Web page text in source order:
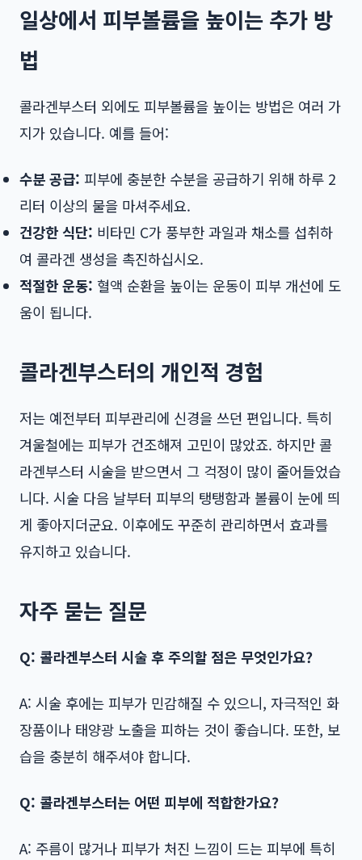
일상에서 피부볼륨을 높이는 추가 방
법
콜라겐부스터 외에도 피부볼륨을 높이는 방법은 여러 가
지가 있습니다. 예를 들어:
수분 공급: 피부에 충분한 수분을 공급하기 위해 하루 2
리터 이상의 물을 마셔주세요.
건강한 식단: 비타민 C가 풍부한 과일과 채소를 섭취하
여 콜라겐 생성을 촉진하십시오.
적절한 운동: 혈액 순환을 높이는 운동이 피부 개선에 도
움이 됩니다.
콜라겐부스터의 개인적 경험
저는 예전부터 피부관리에 신경을 쓰던 편입니다. 특히
겨울철에는 피부가 건조해져 고민이 많았죠. 하지만 콜
라겐부스터 시술을 받으면서 그 걱정이 많이 줄어들었습
니다. 시술 다음 날부터 피부의 탱탱함과 볼륨이 눈에 띄
게 좋아지더군요. 이후에도 꾸준히 관리하면서 효과를
유지하고 있습니다.
자주 묻는 질문
Q: 콜라겐부스터 시술 후 주의할 점은 무엇인가요?
A: 시술 후에는 피부가 민감해질 수 있으니, 자극적인 화
장품이나 태양광 노출을 피하는 것이 좋습니다. 또한, 보
습을 충분히 해주셔야 합니다.
Q: 콜라겐부스터는 어떤 피부에 적합한가요?
A: 주름이 많거나 피부가 처진 느낌이 드는 피부에 특히